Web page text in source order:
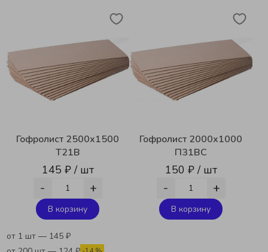
Гофролист 2500х1500
Т21В
145 ₽ / шт
- +
В корзину
от 1 шт — 145 ₽
Гофролист 2000х1000
П31ВС
150 ₽ / шт
- +
В корзину